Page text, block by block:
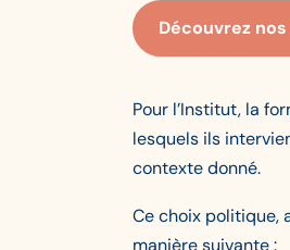
Découvrez
Pour l’Institut, la
lesquels ils
contexte donné.
Ce choix politique,
manière suivante :